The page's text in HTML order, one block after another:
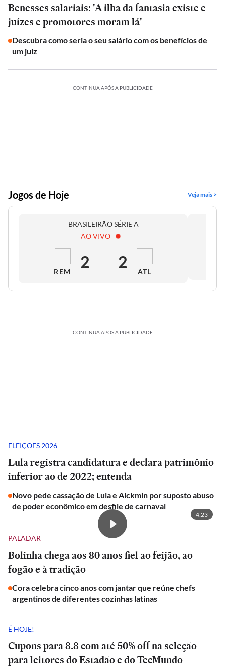
Benesses salariais: 'A ilha da fantasia existe e
juízes e promotores moram lá'
Descubra como seria o seu salário com os benefícios de
um juiz
CONTINUA APÓS A PUBLICIDADE
Jogos de Hoje Veja mais >
BRASILEIRÃO SÉRIE A
AO VIVO
REM 2 2 ATL
CONTINUA APÓS A PUBLICIDADE
ELEIÇÕES 2026
Lula registra candidatura e declara patrimônio
inferior ao de 2022; entenda
Novo pede cassação de Lula e Alckmin por suposto abuso
de poder econômico em desfile de carnaval
4:23
PALADAR
Bolinha chega aos 80 anos fiel ao feijão, ao
fogão e à tradição
Cora celebra cinco anos com jantar que reúne chefs
argentinos de diferentes cozinhas latinas
É HOJE!
Cupons para 8.8 com até 50% off na seleção
para leitores do Estadão e do TecMundo